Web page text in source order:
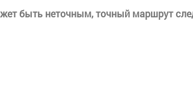
быть неточным, точный маршрут